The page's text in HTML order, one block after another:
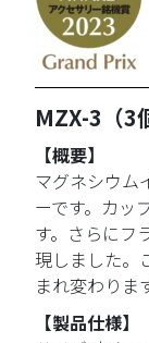
MZX-3（3
【概要】
マグネシウム
ーです。カッ
す。さらにフ
現しました。
まれ変わりま
【製品仕様】